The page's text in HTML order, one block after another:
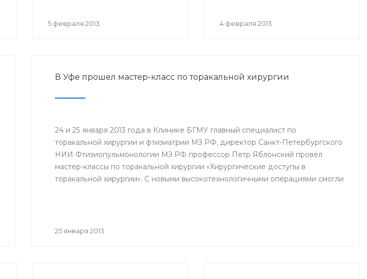
5 февраля 2013
присутствовали руководитель
МР Благовещенский район
4 февраля 2013
В Уфе прошел мастер-класс по торакальной хирургии
24 и 25 января 2013 года в Клинике БГМУ главный специалист по
торакальной хирургии и фтизиатрии МЗ РФ, директор Санкт-Петербургского
НИИ Фтизиопульмонологии МЗ РФ профессор Петр Яблонский провёл
мастер-классы по торакальной хирургии «Хирургические доступы в
торакальной хирургии». С новыми высокотехнологичными операциями смогли
25 января 2013